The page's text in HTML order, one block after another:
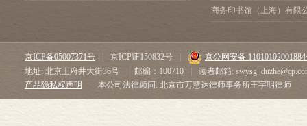
上册译后记
上册再版后记
商务印书馆（上海）有限
京ICP备05007371号 京ICP证150832号
京公网安备
地址: 北京王府井大街36号
邮编：100710
读者邮箱:
产品隐私权声明
本公司法律顾问: 北京市万慧达律师事务所王宇明律师